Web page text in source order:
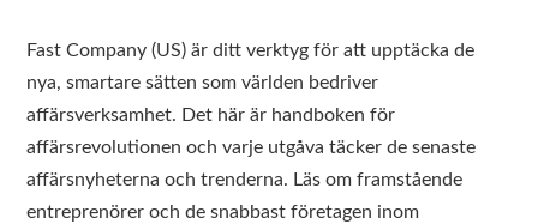
Fast Company (US) är ditt verktyg för att upptäcka de
nya, smartare sätten som världen bedriver
affärsverksamhet. Det här är handboken för
affärsrevolutionen och varje utgåva täcker de senaste
affärsnyheterna och trenderna. Läs om framstående
entreprenörer och de snabbast företagen inom